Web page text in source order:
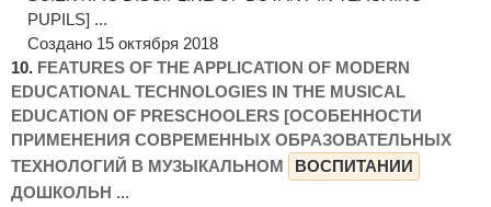
PUPILS] ...
Создано 15 октября 2018
10. FEATURES OF THE APPLICATION OF MODERN
EDUCATIONAL TECHNOLOGIES IN THE MUSICAL
EDUCATION OF PRESCHOOLERS [ОСОБЕННОСТИ
ПРИМЕНЕНИЯ СОВРЕМЕННЫХ ОБРАЗОВАТЕЛЬНЫХ
ТЕХНОЛОГИЙ В МУЗЫКАЛЬНОМ
ВОСПИТАНИИ
ДОШКОЛЬН ...